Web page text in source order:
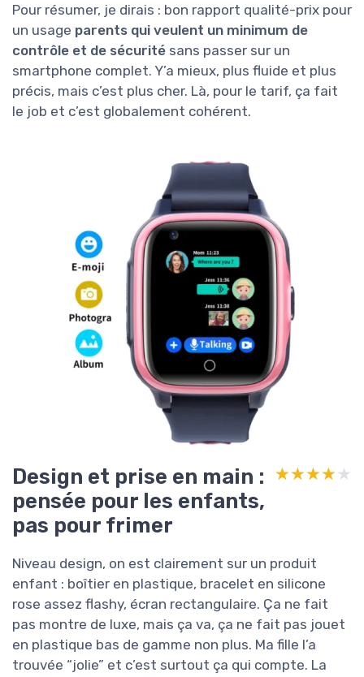
Pour résumer, je dirais : bon rapport qualité-prix pour
un usage parents qui veulent un minimum de
contrôle et de sécurité sans passer sur un
smartphone complet. Y’a mieux, plus fluide et plus
précis, mais c’est plus cher. Là, pour le tarif, ça fait
le job et c’est globalement cohérent.
Design et prise en main :
pensée pour les enfants,
pas pour frimer
★★★★★
★★★★★
Niveau design, on est clairement sur un produit
enfant : boîtier en plastique, bracelet en silicone
rose assez flashy, écran rectangulaire. Ça ne fait
pas montre de luxe, mais ça va, ça ne fait pas jouet
en plastique bas de gamme non plus. Ma fille l’a
trouvée “jolie” et c’est surtout ça qui compte. La